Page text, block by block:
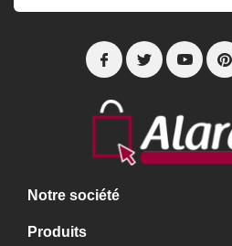
Notre société
Produits